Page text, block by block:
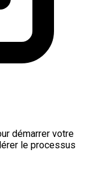
démarrer votre
le processus